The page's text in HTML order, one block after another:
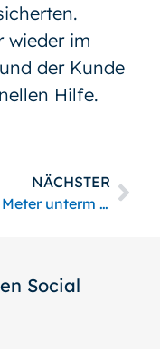
wieder im
der Kunde
Hilfe.
NÄCHSTER
Zwölf Meter unterm Rhein
Social